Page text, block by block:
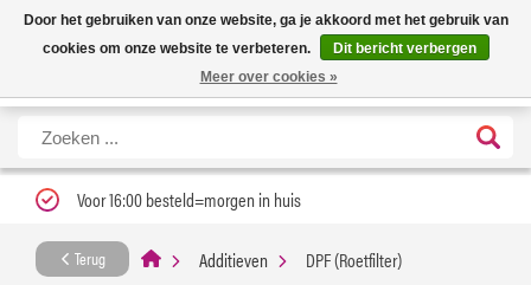
Nieuwe levertijd: 1 tot 3 werkdagen | Nu 25% korting op gehele assortiment
Carfume met kortingscode ''verfrissend''
X
Voor 16:00 besteld=morgen in huis
Terug Additieven DPF (Roetfilter)
Door het gebruiken van onze website, ga je akkoord met het gebruik van
cookies om onze website te verbeteren.
Dit bericht verbergen
Meer over cookies »